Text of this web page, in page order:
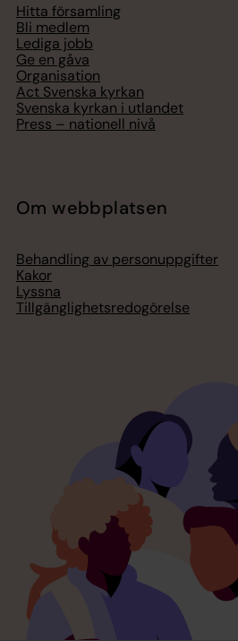
Hitta församling
Bli medlem
Lediga jobb
Ge en gåva
Organisation
Act Svenska kyrkan
Svenska kyrkan i utlandet
Press – nationell nivå
Om webbplatsen
Behandling av personuppgifter
Kakor
Lyssna
Tillgänglighetsredogörelse